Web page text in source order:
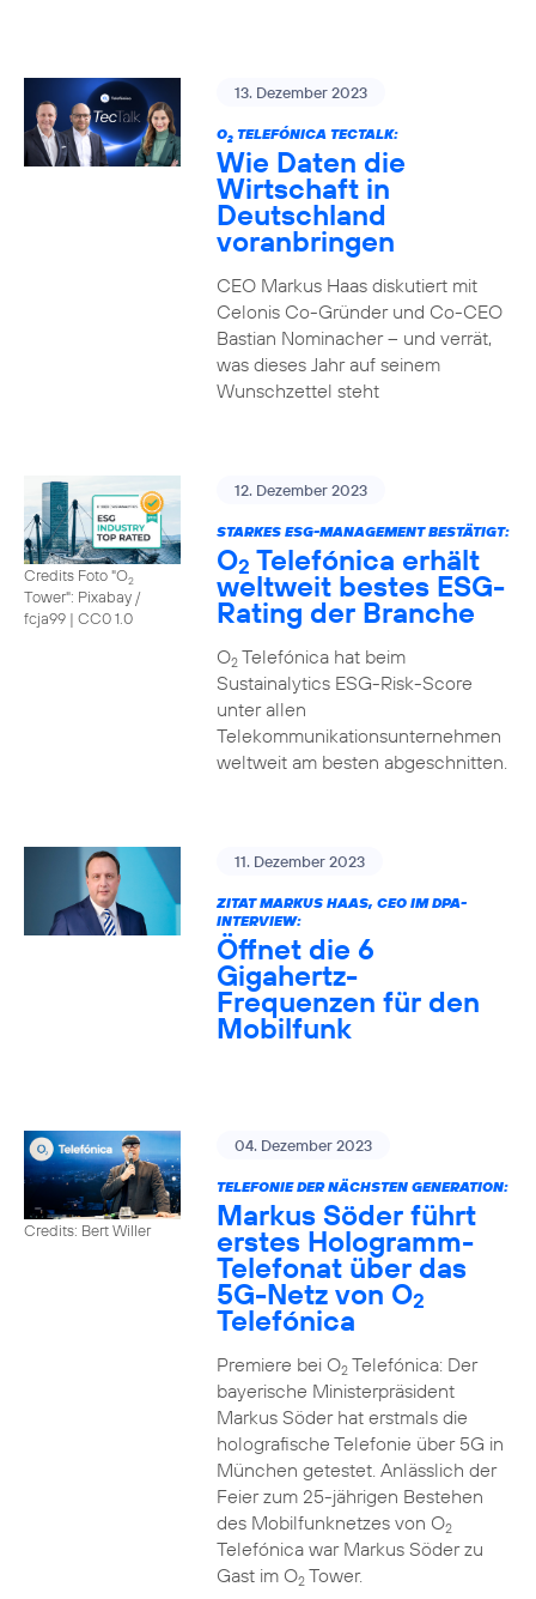
13. Dezember 2023
O2TELEFÓNICA TECTALK:
Wie Daten die
Wirtschaft in
Deutschland
voranbringen
CEO Markus Haas diskutiert mit
Celonis Co-Gründer und Co-CEO
Bastian Nominacher – und verrät,
was dieses Jahr auf seinem
Wunschzettel steht
Credits Foto "O2
Tower": Pixabay /
fcja99 | CC0 1.0
12. Dezember 2023
STARKES ESG-MANAGEMENT BESTÄTIGT:
O2 Telefónica erhält
weltweit bestes ESG-
Rating der Branche
O2Telefónica hat beim
Sustainalytics ESG-Risk-Score
unter allen
Telekommunikationsunternehmen
weltweit am besten abgeschnitten.
11. Dezember 2023
ZITAT MARKUS HAAS, CEO IM DPA-
INTERVIEW:
Öffnet die 6
Gigahertz-
Frequenzen für den
Mobilfunk
Credits: Bert Willer
04. Dezember 2023
TELEFONIE DER NÄCHSTEN GENERATION:
Markus Söder führt
erstes Hologramm-
Telefonat über das
5G-Netz von O2
Telefónica
Premiere bei O2Telefónica: Der
bayerische Ministerpräsident
Markus Söder hat erstmals die
holografische Telefonie über 5G in
München getestet. Anlässlich der
Feier zum 25-jährigen Bestehen
des Mobilfunknetzes von O2
Telefónica war Markus Söder zu
Gast im O2Tower.